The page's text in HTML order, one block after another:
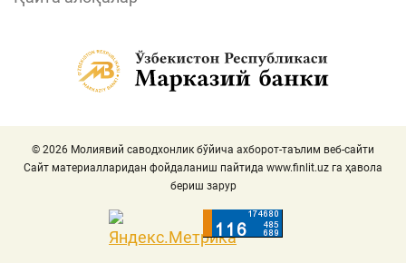
© 2026 Молиявий саводхонлик бўйича ахборот-таълим веб-сайти
Сайт материалларидан фойдаланиш пайтида www.finlit.uz га ҳавола
бериш зарур